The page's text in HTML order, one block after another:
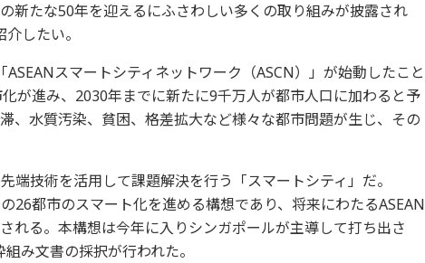
新たな50年を迎えるにふさわしい多くの取り組みが披露され
したい。
スマートシティネットワーク（ASCN）」が始動したこと
が進み、2030年までに新たに9千万人が都市人口に加わると予
、水質汚染、貧困、格差拡大など様々な都市問題が生じ、その
端技術を活用して課題解決を行う「スマートシティ」だ。
26都市のスマート化を進める構想であり、将来にわたるASEAN
れる。本構想は今年に入りシンガポールが主導して打ち出さ
み文書の採択が行われた。